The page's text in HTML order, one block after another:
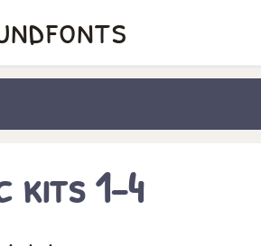
kits 1-4